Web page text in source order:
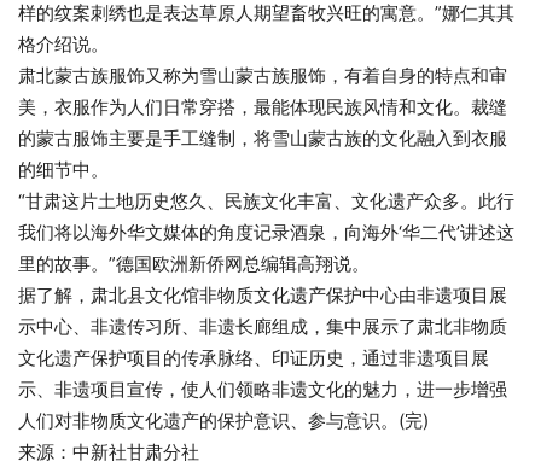
样的纹案刺绣也是表达草原人期望畜牧兴旺的寓意。”娜仁其其
格介绍说。
肃北蒙古族服饰又称为雪山蒙古族服饰，有着自身的特点和审
美，衣服作为人们日常穿搭，最能体现民族风情和文化。裁缝
的蒙古服饰主要是手工缝制，将雪山蒙古族的文化融入到衣服
的细节中。
“甘肃这片土地历史悠久、民族文化丰富、文化遗产众多。此行
我们将以海外华文媒体的角度记录酒泉，向海外‘华二代’讲述这
里的故事。”德国欧洲新侨网总编辑高翔说。
据了解，肃北县文化馆非物质文化遗产保护中心由非遗项目展
示中心、非遗传习所、非遗长廊组成，集中展示了肃北非物质
文化遗产保护项目的传承脉络、印证历史，通过非遗项目展
示、非遗项目宣传，使人们领略非遗文化的魅力，进一步增强
人们对非物质文化遗产的保护意识、参与意识。(完)
来源：中新社甘肃分社